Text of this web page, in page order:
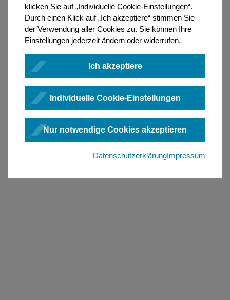
klicken Sie auf „Individuelle Cookie-Einstellungen“.
Durch einen Klick auf „Ich akzeptiere“ stimmen Sie
der Verwendung aller Cookies zu. Sie können Ihre
Einstellungen jederzeit ändern oder widerrufen.
Ich akzeptiere
Individuelle Cookie-Einstellungen
Nur notwendige Cookies akzeptieren
DatenschutzerklärungImpressum
Die vorübergehende Übergabe der Verwahrungsmassen erfolgt
im Wesentlichen wie die Übergabe der
Urkundenverzeichniseinträge. Diese ist in der Onlinehilfe des
Urkundenverzeichnisses im Artikel Temporäre Übergabe zur
Verwahrung (§ 45 BNotO)
besteht lediglich darin, dass keine Verbindungen zwischen
Urkundenverzeichniseinträgen und Verwahrungsmassen gelöst
werden müssen.
Amtsübergabe (Verwahrungsübergabe (§§ 51, 58 BNotO))
Übergabe durch die Notarkammer